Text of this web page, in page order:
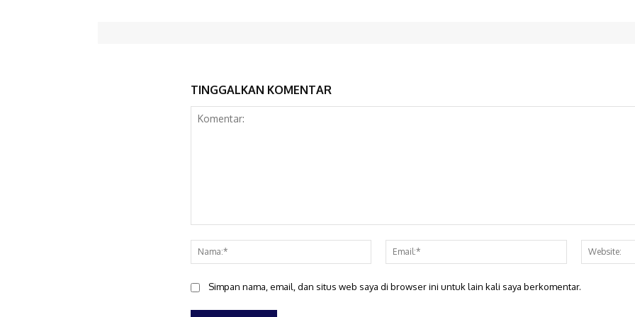
TINGGALKAN KOMENTAR
Nama:*
Email:*
Simpan nama, email, dan situs web saya di browser ini untuk lain kali saya berkomentar.